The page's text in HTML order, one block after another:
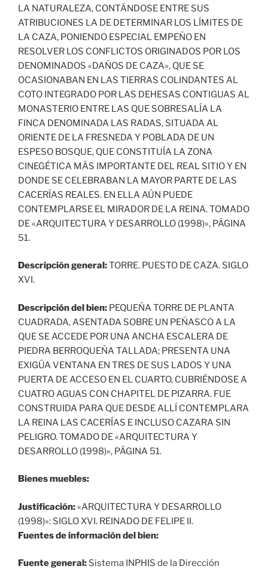
LA NATURALEZA, CONTÁNDOSE ENTRE SUS
ATRIBUCIONES LA DE DETERMINAR LOS LÍMITES DE
LA CAZA, PONIENDO ESPECIAL EMPEÑO EN
RESOLVER LOS CONFLICTOS ORIGINADOS POR LOS
DENOMINADOS «DAÑOS DE CAZA», QUE SE
OCASIONABAN EN LAS TIERRAS COLINDANTES AL
COTO INTEGRADO POR LAS DEHESAS CONTIGUAS AL
MONASTERIO ENTRE LAS QUE SOBRESALÍA LA
FINCA DENOMINADA LAS RADAS, SITUADA AL
ORIENTE DE LA FRESNEDA Y POBLADA DE UN
ESPESO BOSQUE, QUE CONSTITUÍA LA ZONA
CINEGÉTICA MÁS IMPORTANTE DEL REAL SITIO Y EN
DONDE SE CELEBRABAN LA MAYOR PARTE DE LAS
CACERÍAS REALES. EN ELLA AÚN PUEDE
CONTEMPLARSE EL MIRADOR DE LA REINA. TOMADO
DE «ARQUITECTURA Y DESARROLLO (1998)», PÁGINA
51.
Descripción general:TORRE. PUESTO DE CAZA. SIGLO
XVI.
Descripción del bien: PEQUEÑA TORRE DE PLANTA
CUADRADA, ASENTADA SOBRE UN PEÑASCO A LA
QUE SE ACCEDE POR UNA ANCHA ESCALERA DE
PIEDRA BERROQUEÑA TALLADA; PRESENTA UNA
EXIGÜA VENTANA EN TRES DE SUS LADOS Y UNA
PUERTA DE ACCESO EN EL CUARTO, CUBRIÉNDOSE A
CUATRO AGUAS CON CHAPITEL DE PIZARRA. FUE
CONSTRUIDA PARA QUE DESDE ALLÍ CONTEMPLARA
LA REINA LAS CACERÍAS E INCLUSO CAZARA SIN
PELIGRO. TOMADO DE «ARQUITECTURA Y
DESARROLLO (1998)», PÁGINA 51.
Bienes muebles:
Justificación:«ARQUITECTURA Y DESARROLLO
(1998)»: SIGLO XVI. REINADO DE FELIPE II.
Fuentes de información del bien:
Fuente general: Sistema INPHIS de la Dirección